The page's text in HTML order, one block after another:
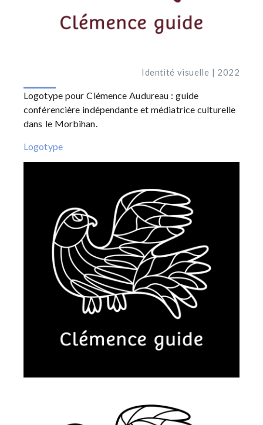
Identité visuelle | 2022
Logotype pourClémence Audureau : guide
conférencière indépendante et médiatrice culturelle
dans le Morbihan.
Logotype